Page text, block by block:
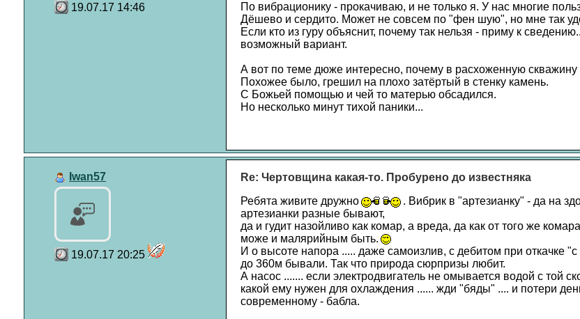
19.07.17 14:46
По вибрационику - прокачиваю, и не только я. У нас многие
Дёшево и сердито. Может не совсем по "фен шую", но мне так
Если кто из гуру объяснит, почему так нельзя - приму к
возможный вариант.
А вот по теме дюже интересно, почему в расхоженную
Похожее было, грешил на плохо затёртый в стенку камень.
С Божьей помощью и чей то матерью обсадился.
Но несколько минут тихой паники...
Iwan57
19.07.17 20:25
Re: Чертовщина какая-то. Пробурено до известняка
Ребята живите дружно
. Вибрик в "артезианку" - да на
артезианки разные бывают,
да и гудит назойливо как комар, а вреда, да как от того же
може и малярийным быть.
И о высоте напора ..... даже самоизлив, с дебитом при откачке "с
до 360м бывали. Так что природа сюрпризы любит.
А насос ....... если электродвигатель не омывается водой с той
какой ему нужен для охлаждения ...... жди "бяды" .... и потери
современному - бабла.